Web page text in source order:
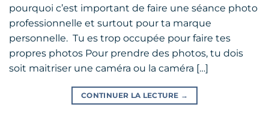
pourquoi c’est important de faire une séance photo
professionnelle et surtout pour ta marque
personnelle. Tu es trop occupée pour faire tes
propres photos Pour prendre des photos, tu dois
soit maitriser une caméra ou la caméra […]
CONTINUER LA LECTURE →